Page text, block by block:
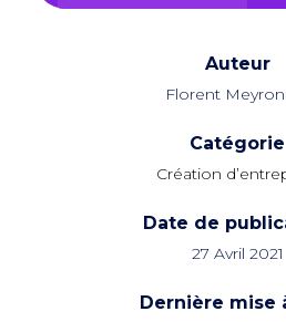
Auteur
Florent
Catégorie
Création
Date de
27 Avril 2021
Dernière mise